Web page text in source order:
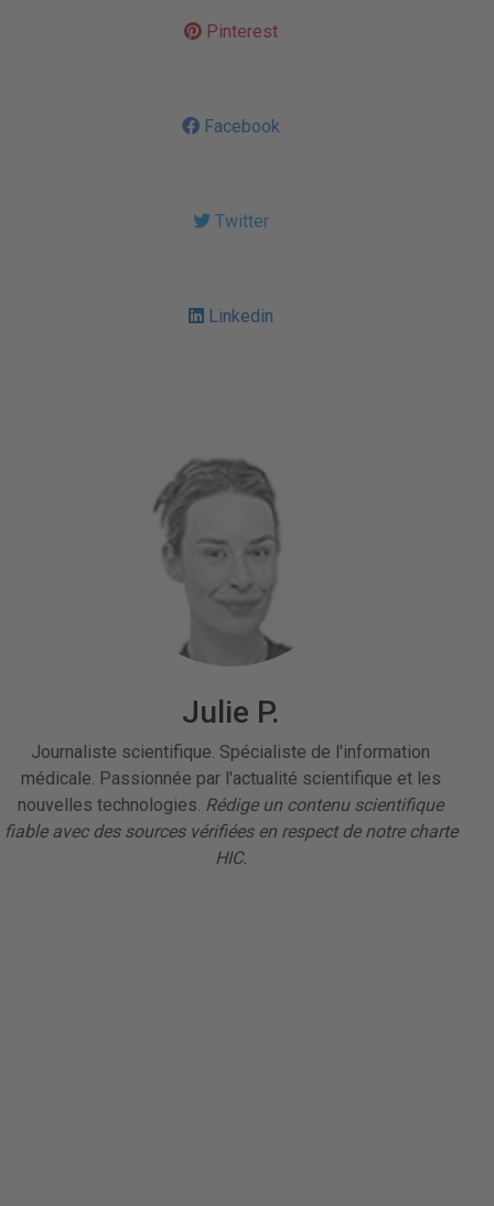
Pinterest
Facebook
Twitter
Linkedin
Julie P.
Journaliste scientifique. Spécialiste de l'information
médicale. Passionnée par l'actualité scientifique et les
nouvelles technologies. Rédige un contenu scientifique
fiable avec des sources vérifiées en respect de notre charte
HIC.